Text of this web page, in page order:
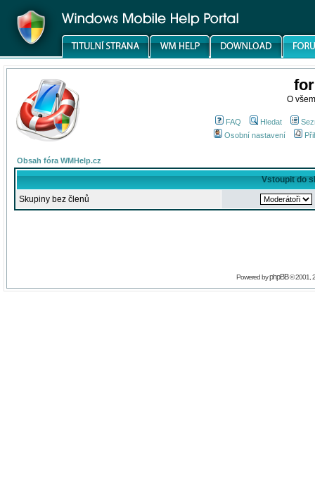
O
FAQ Hledat
Osobní nastavení
Obsah fóra WMHelp.cz
Vstoupit do
Skupiny bez členů
Powered byphpBB© 2001,